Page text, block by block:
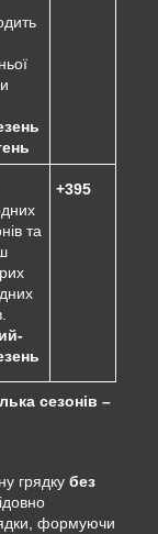
та
+395
сезонів –
грядку без
формуючи